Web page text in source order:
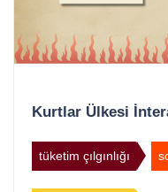
Kurtlar Ülkesi
tüketim çılgınlığı